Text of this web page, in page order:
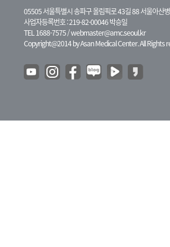
05505 서울특별시 송파구 올림픽로 43길 88 서울아산
사업자등록번호 : 219-82-00046 박승일
TEL 1688-7575 /webmaster@amc.seoul.kr
Copyright@2014 by Asan Medical Center. All Rights